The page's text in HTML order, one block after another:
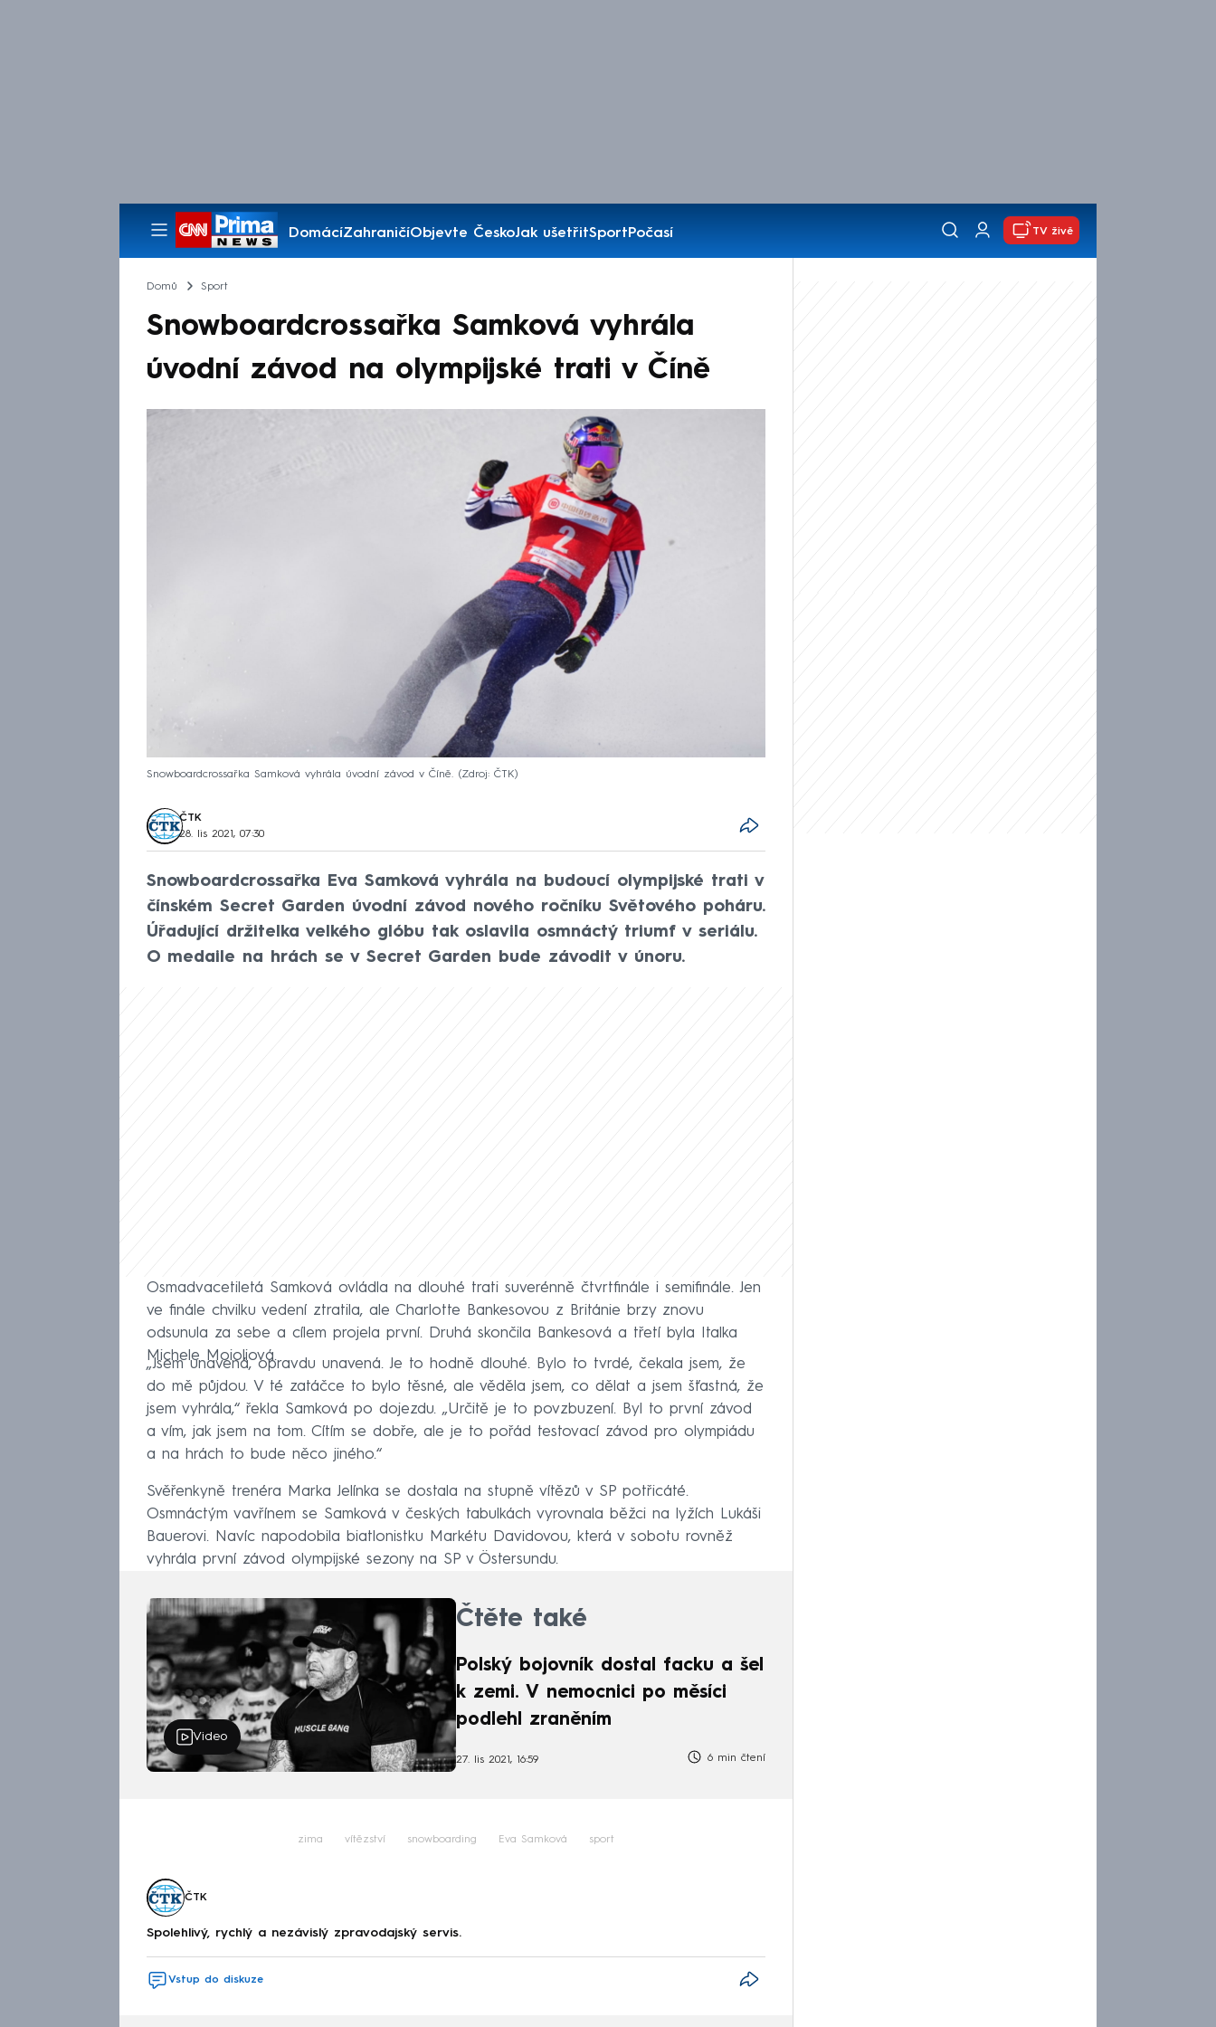
DomácíZahraničíObjevte ČeskoJak ušetřitSportPočasí
Pořady
TV živě
Domů Sport
Snowboardcrossařka Samková vyhrála
úvodní závod na olympijské trati v Číně
Snowboardcrossařka Samková vyhrála úvodní závod v Číně. Zdroj: ČTK
ČTK
28. lis 2021, 07:30
Snowboardcrossařka Eva Samková vyhrála na budoucí olympijské trati v
čínském Secret Garden úvodní závod nového ročníku Světového poháru.
Úřadující držitelka velkého glóbu tak oslavila osmnáctý triumf v seriálu.
O medaile na hrách se v Secret Garden bude závodit v únoru.
Osmadvacetiletá Samková ovládla na dlouhé trati suverénně čtvrtfinále i semifinále. Jen
ve finále chvilku vedení ztratila, ale Charlotte Bankesovou z Británie brzy znovu
odsunula za sebe a cílem projela první. Druhá skončila Bankesová a třetí byla Italka
Michele Moioliová.
„Jsem unavená, opravdu unavená. Je to hodně dlouhé. Bylo to tvrdé, čekala jsem, že
do mě půjdou. V té zatáčce to bylo těsné, ale věděla jsem, co dělat a jsem šťastná, že
jsem vyhrála,“ řekla Samková po dojezdu. „Určitě je to povzbuzení. Byl to první závod
a vím, jak jsem na tom. Cítím se dobře, ale je to pořád testovací závod pro olympiádu
a na hrách to bude něco jiného.“
Svěřenkyně trenéra Marka Jelínka se dostala na stupně vítězů v SP potřicáté.
Osmnáctým vavřínem se Samková v českých tabulkách vyrovnala běžci na lyžích Lukáši
Bauerovi. Navíc napodobila biatlonistku Markétu Davidovou, která v sobotu rovněž
vyhrála první závod olympijské sezony na SP v Östersundu.
Video
Čtěte také
Polský bojovník dostal facku a šel
k zemi. V nemocnici po měsíci
podlehl zraněním
27. lis 2021, 16:59 6 min čtení
zima vítězství snowboarding Eva Samková sport
ČTK
Spolehlivý, rychlý a nezávislý zpravodajský servis.
Vstup do diskuze